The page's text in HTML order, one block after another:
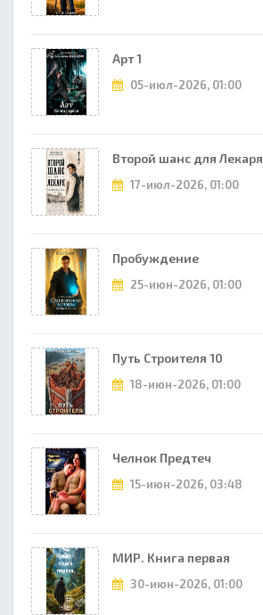
Арт 1
05-июл-2026, 01:00
Второй шанс для Лекаря
17-июл-2026, 01:00
Пробуждение
25-июн-2026, 01:00
Путь Строителя 10
18-июн-2026, 01:00
Челнок Предтеч
15-июн-2026, 03:48
МИР. Книга первая
30-июн-2026, 01:00